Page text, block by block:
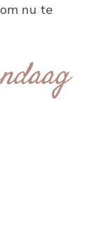
nu te